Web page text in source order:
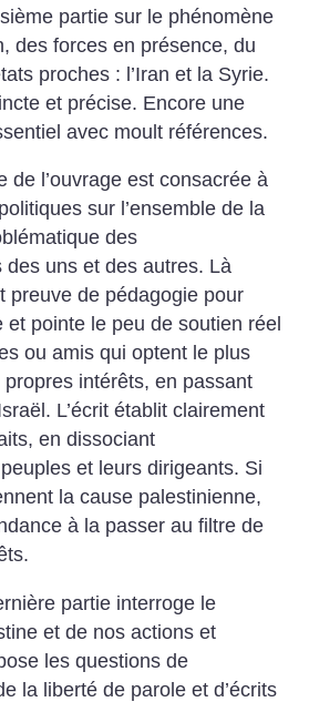
partie sur le phénomène
des forces en présence, du
proches : l’Iran et la Syrie.
et précise. Encore une
avec moult références.
de l’ouvrage est consacrée à
sur l’ensemble de la
des
des uns et des autres. Là
preuve de pédagogie pour
pointe le peu de soutien réel
ou amis qui optent le plus
intérêts, en passant
L’écrit établit clairement
en dissociant
et leurs dirigeants. Si
la cause palestinienne,
à la passer au filtre de
partie interroge le
et de nos actions et
les questions de
la liberté de parole et d’écrits